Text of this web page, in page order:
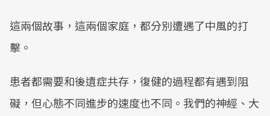
這兩個故事，這兩個家庭，都分別遭遇了中風的打
擊。
患者都需要和後遺症共存，復健的過程都有遇到阻
礙，但心態不同進步的速度也不同。我們的神經、大